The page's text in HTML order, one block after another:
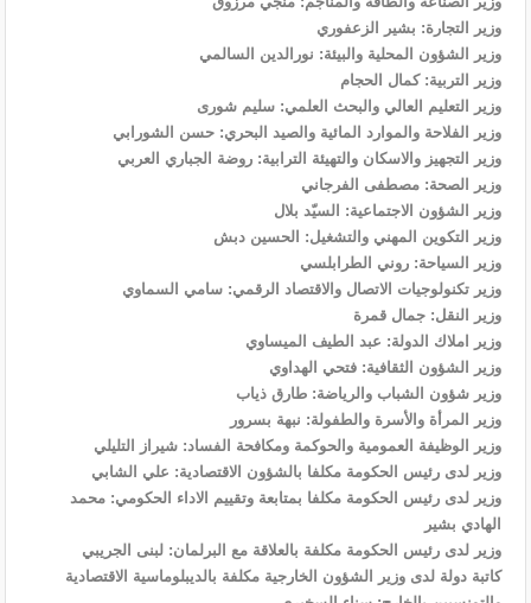
وزير التجارة: بشير الزعفوري
وزير الشؤون المحلية والبيئة: نورالدين السالمي
وزير التربية: كمال الحجام
وزير التعليم العالي والبحث العلمي: سليم شورى
وزير الفلاحة والموارد المائية والصيد البحري: حسن الشورابي
وزير التجهيز والاسكان والتهيئة الترابية: روضة الجباري العربي
وزير الصحة: مصطفى الفرجاني
وزير الشؤون الاجتماعية: السيّد بلال
وزير التكوين المهني والتشغيل: الحسين دبش
وزير السياحة: روني الطرابلسي
وزير تكنولوجيات الاتصال والاقتصاد الرقمي: سامي السماوي
وزير النقل: جمال قمرة
وزير املاك الدولة: عبد الطيف الميساوي
وزير الشؤون الثقافية: فتحي الهداوي
وزير شؤون الشباب والرياضة: طارق ذياب
وزير المرأة والأسرة والطفولة: نبهة بسرور
وزير الوظيفة العمومية والحوكمة ومكافحة الفساد: شيراز التليلي
وزير لدى رئيس الحكومة مكلفا بالشؤون الاقتصادية: علي الشابي
وزير لدى رئيس الحكومة مكلفا بمتابعة وتقييم الاداء الحكومي: محمد
الهادي بشير
وزير لدى رئيس الحكومة مكلفة بالعلاقة مع البرلمان: لبنى الجريبي
كاتبة دولة لدى وزير الشؤون الخارجية مكلفة بالديبلوماسية الاقتصادية